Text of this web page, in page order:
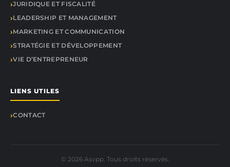
JURIDIQUE ET FISCALITÉ
LEADERSHIP ET MANAGEMENT
MARKETING ET COMMUNICATION
STRATÉGIE ET DÉVELOPPEMENT
VIE D’ENTREPRENEUR
LIENS UTILES
CONTACT
© 2026 Asvpp. Tous droits réservés.